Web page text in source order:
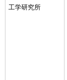
工学研究所